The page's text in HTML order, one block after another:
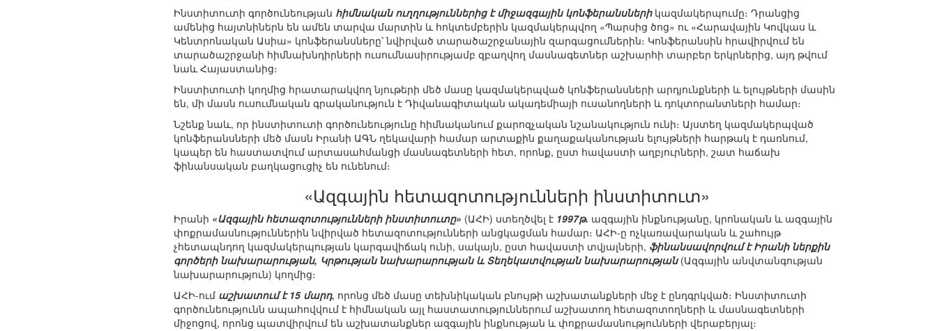
Ինստիտուտի գործունեության հիմնական ուղղություններից է միջազգային կոնֆերանսներիկազմակերպումը։ Դրանցից
ամենից հայտնիներն են ամեն տարվա մարտին և հոկտեմբերին կազմակերպվող «Պարսից ծոց» ու «Հարավային Կովկաս և
Կենտրոնական Ասիա» կոնֆերանսները՝ նվիրված տարածաշրջանային զարգացումներին։ Կոնֆերանսին հրավիրվում են
տարածաշրջանի հիմնախնդիրների ուսումնասիրությամբ զբաղվող մասնագետներ աշխարհի տարբեր երկրներից, այդ թվում
նաև Հայաստանից։
Ինստիտուտի կողմից հրատարակվող նյութերի մեծ մասը կազմակերպված կոնֆերանսների արդյունքների և ելույթների մասին
են, մի մասն ուսումնական գրականություն է Դիվանագիտական ակադեմիայի ուսանողների և դոկտորանտների համար։
Նշենք նաև, որ ինստիտուտի գործունեությունը հիմնականում քարոզչական նշանակություն ունի։ Այստեղ կազմակերպված
կոնֆերանսների մեծ մասն Իրանի ԱԳՆ ղեկավարի համար արտաքին քաղաքականության ելույթների հարթակ է դառնում,
կապեր են հաստատվում արտասահմանցի մասնագետների հետ, որոնք, ըստ հավաստի աղբյուրների, շատ հաճախ
ֆինանսական բաղկացուցիչ են ունենում։
«Ազգային հետազոտությունների ինստիտուտ»
Իրանի «Ազգային հետազոտությունների ինստիտուտը» (ԱՀԻ) ստեղծվել է 1997թ. ազգային ինքնությանը, կրոնական և ազգային
փոքրամասնություններին նվիրված հետազոտությունների անցկացման համար։ ԱՀԻ-ը ոչկառավարական և շահույթ
չհետապնդող կազմակերպության կարգավիճակ ունի, սակայն, ըստ հավաստի տվյալների, ֆինանսավորվում է Իրանի ներքին
գործերի նախարարության, Կրթության նախարարության և Տեղեկատվության նախարարության(Ազգային անվտանգության
նախարարություն) կողմից։
ԱՀԻ-ում աշխատում է 15 մարդ, որոնց մեծ մասը տեխնիկական բնույթի աշխատանքների մեջ է ընդգրկված։ Ինստիտուտի
գործունեությունն ապահովվում է հիմնական այլ հաստատություններում աշխատող հետազոտողների և մասնագետների
միջոցով, որոնց պատվիրվում են աշխատանքներ ազգային ինքնության և փոքրամասնությունների վերաբերյալ։